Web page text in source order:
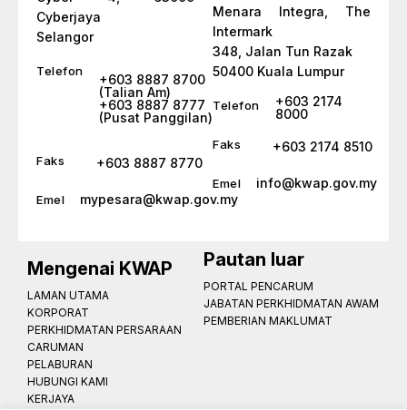
Cyberjaya
Selangor
Telefon
+603 8887 8700
(Talian Am)
+603 8887 8777
(Pusat Panggilan)
Faks +603 8887 8770
Emel mypesara@kwap.gov.my
Menara Integra, The
Intermark
348, Jalan Tun Razak
50400 Kuala Lumpur
Telefon
+603 2174
8000
Faks +603 2174 8510
Emel info@kwap.gov.my
Mengenai KWAP
LAMAN UTAMA
KORPORAT
PERKHIDMATAN PERSARAAN
CARUMAN
PELABURAN
HUBUNGI KAMI
KERJAYA
Pautan luar
PORTAL PENCARUM
JABATAN PERKHIDMATAN AWAM
PEMBERIAN MAKLUMAT